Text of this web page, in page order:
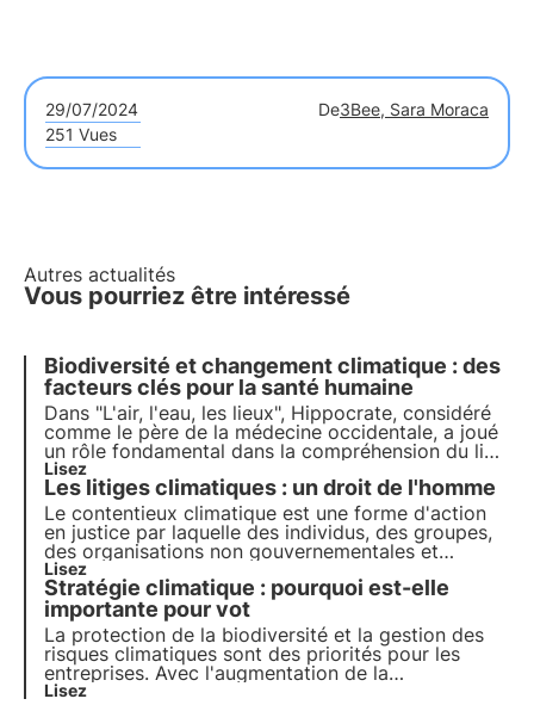
29/07/2024 De3Bee, Sara Moraca
251 Vues
Autres actualités
Vous pourriez être intéressé
Biodiversité et changement climatique : des
facteurs clés pour la santé humaine
Dans "L'air, l'eau, les lieux", Hippocrate, considéré
comme le père de la médecine occidentale, a joué
un rôle fondamental dans la compréhension du lien
entre l'environnement et la santé. Ce lien est
encore plus pertinent dans le monde moderne,
avec des phénomènes tels que les vagues de
chaleur, les catastrophes naturelles et la pollution
de l'air.
Lisez
Les litiges climatiques : un droit de l'homme
Le contentieux climatique est une forme d'action
en justice par laquelle des individus, des groupes,
des organisations non gouvernementales et
d'autres parties prenantes cherchent à lutter
contre le changement climatique par le biais des
tribunaux. Il s'agit de rechercher la responsabilité
des dommages causés à l'environnement et au
climat.
Lisez
Stratégie climatique : pourquoi est-elle
importante pour vot
La protection de la biodiversité et la gestion des
risques climatiques sont des priorités pour les
entreprises. Avec l'augmentation de la
réglementation, les entreprises doivent intégrer la
Lisez